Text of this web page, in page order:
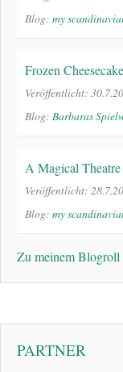
Blog: my
Frozen
Veröffentlicht:
Blog: Barbaras
A Magical
Veröffentlicht:
Blog: my
Zu meinem Blogroll
PARTNER